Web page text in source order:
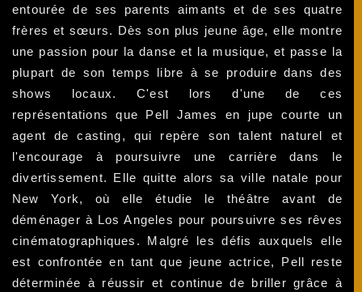
entourée de ses parents aimants et de ses quatre
frères et sœurs. Dès son plus jeune âge, elle montre
une passion pour la danse et la musique, et passe la
plupart de son temps libre à se produire dans des
shows locaux. C'est lors d'une de ces
représentations que Pell James en jupe courte un
agent de casting, qui repère son talent naturel et
l'encourage à poursuivre une carrière dans le
divertissement. Elle quitte alors sa ville natale pour
New York, où elle étudie le théâtre avant de
déménager à Los Angeles pour poursuivre ses rêves
cinématographiques. Malgré les défis auxquels elle
est confrontée en tant que jeune actrice, Pell reste
déterminée à réussir et continue de briller grâce à